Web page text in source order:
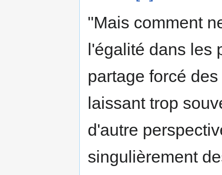
"Mais comment
l'égalité dans les
partage forcé
laissant trop
d'autre
singulièrement